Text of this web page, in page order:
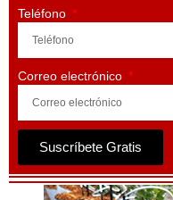
Teléfono
Correo electrónico
Suscríbete Gratis